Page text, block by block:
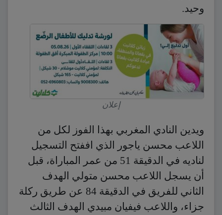
وحيد.
إعلان
ويدين النادي المغربي بهذا الفوز لكل من
اللاعب محسن ياجور الذي اففتح التسجيل
لناديه في الدقيقة 51 من عمر المباراة، قبل
أن يسجل اللاعب محسن متولي الهدف
الثاني للفريق في الدقيقة 84 عن طريق ركلة
جزاء، واللاعب فيفيان مبيدي الهدف الثالث